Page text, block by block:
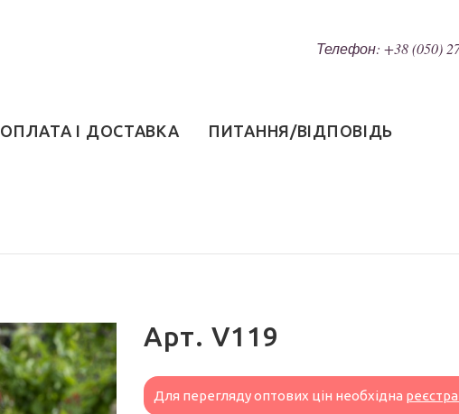
Телефон: +38 (050)
ОПЛАТА І ДОСТАВКА ПИТАННЯ/ВІДПОВІДЬ
Арт. V119
Для перегляду оптових цін необхідна